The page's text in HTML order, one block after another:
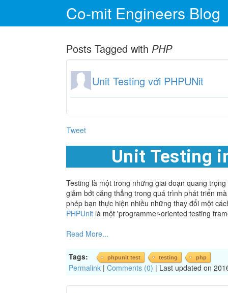
Co-mit Engineers Blog
Posts Tagged with PHP
Unit Testing với PHPUNit
Tweet
Unit Testing
Testing là một trong những giai đoạn quang
giảm bớt căng thẳng trong quá trình phát triển
phép bạn thực hiện nhiều những thay đổi một
PHPUnit là một 'programmer-oriented testing
Read More...
Tags: phpunit test testing php
Permalink | Comments (0) | Last updated on